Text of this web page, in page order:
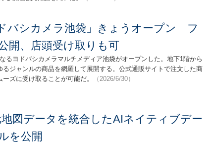
バシカメラ池袋」きょうオープン フ
開、店頭受け取りも可
るヨドバシカメラマルチメディア池袋がオープンした。地下1階から
ジャンルの商品を網羅して展開する。公式通販サイトで注文した商
ズに受け取ることが可能だ。
（2026/6/30）
図データを統合したAIネイティブデー
を公開